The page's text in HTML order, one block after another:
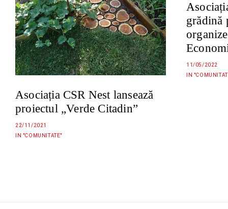
Asociația CSR Nest lansează
proiectul „Verde Citadin”
22/11/2021
IN "COMUNITATE"
grădină
11/05/2022
IN